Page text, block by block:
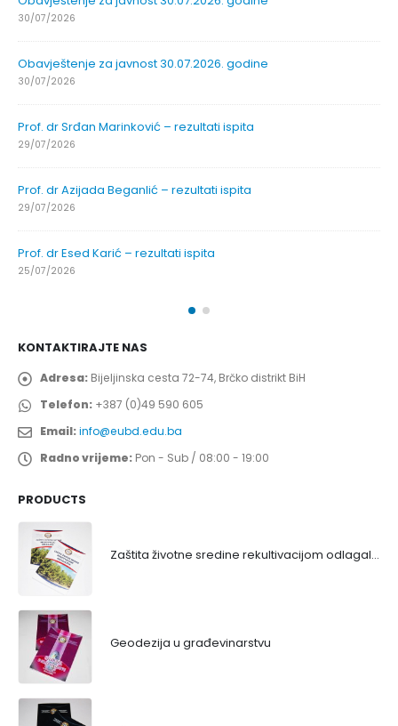
30/07/2026
Obavještenje za javnost 30.07.2026. godine
30/07/2026
Prof. dr Srđan Marinković – rezultati ispita
29/07/2026
Prof. dr Azijada Beganlić – rezultati ispita
29/07/2026
Prof. dr Esed Karić – rezultati ispita
25/07/2026
KONTAKTIRAJTE NAS
Adresa: Bijeljinska cesta 72-74, Brčko distrikt BiH
Telefon: +387 (0)49 590 605
Email:info@eubd.edu.ba
Radno vrijeme: Pon - Sub / 08:00 - 19:00
PRODUCTS
Zaštita životne sredine rekultivacijom odlagališta
Geodezija u građevinarstvu